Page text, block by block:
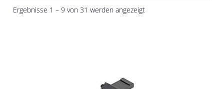
Ergebnisse 1 – 9 von 31 werden angezeigt